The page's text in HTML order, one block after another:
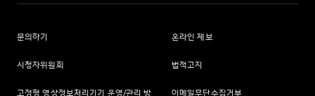
문의하기 온라인 제보
시청자위원회 법적고지
고정형 영상정보처리기기 운영/관리 방
이메일무단수집거부